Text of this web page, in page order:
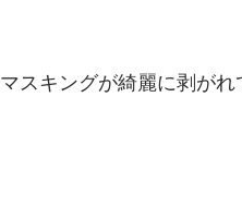
マスキングが綺麗に剥が